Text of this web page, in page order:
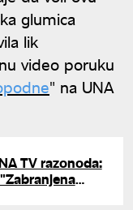
glumica
lik
video poruku
" na UNA
TV razonoda: